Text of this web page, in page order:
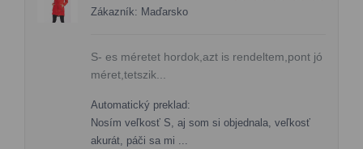
Zákazník: Maďarsko
S- es méretet hordok,azt is rendeltem,pont jó
méret,tetszik...
Automatický preklad:
Nosím veľkosť S, aj som si objednala, veľkosť
akurát, páči sa mi ...